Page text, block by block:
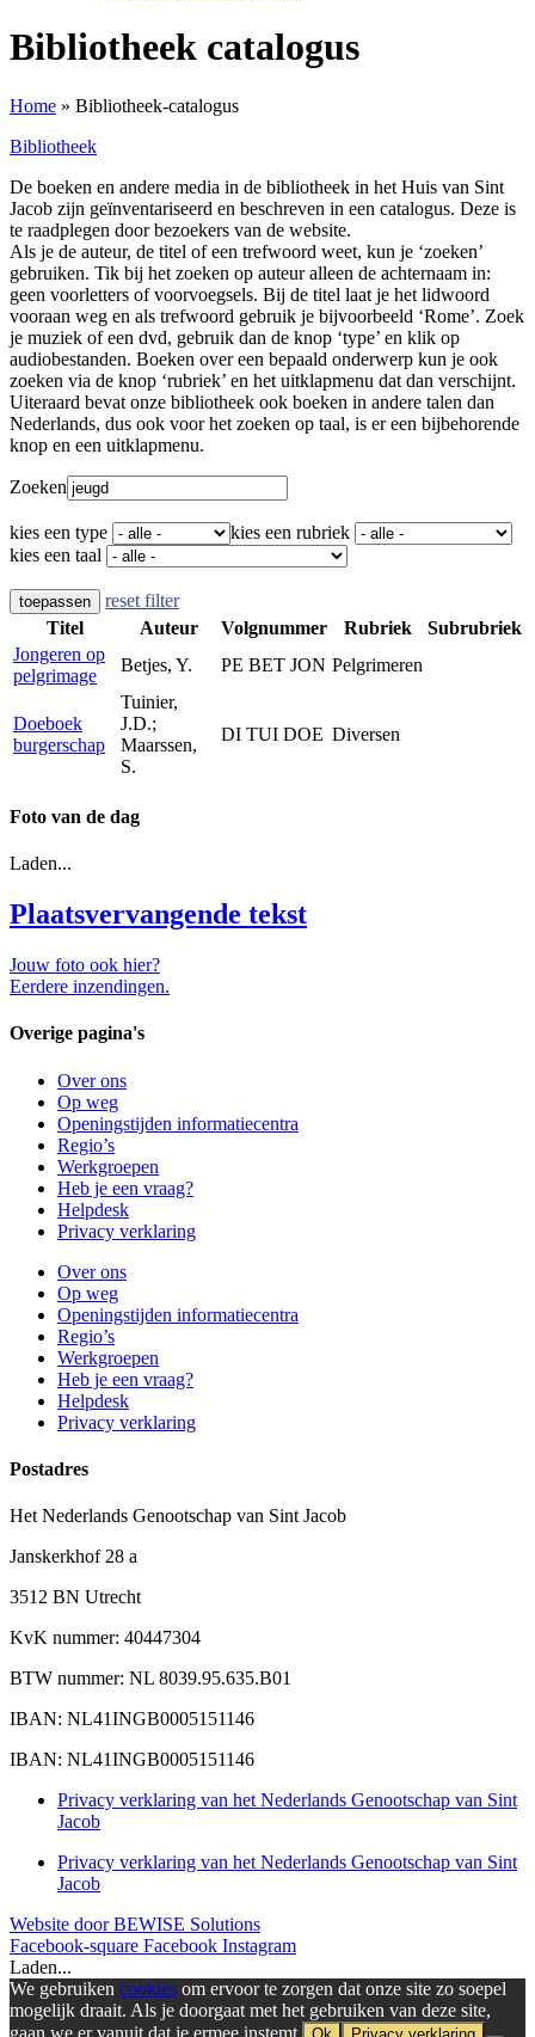
Bibliotheek catalogus
Home » Bibliotheek-catalogus
Bibliotheek
De boeken en andere media in de bibliotheek in het Huis van Sint
Jacob zijn geïnventariseerd en beschreven in een catalogus. Deze is
te raadplegen door bezoekers van de website.
Als je de auteur, de titel of een trefwoord weet, kun je ‘zoeken’
gebruiken. Tik bij het zoeken op auteur alleen de achternaam in:
geen voorletters of voorvoegsels. Bij de titel laat je het lidwoord
vooraan weg en als trefwoord gebruik je bijvoorbeeld ‘Rome’. Zoek
je muziek of een dvd, gebruik dan de knop ‘type’ en klik op
audiobestanden. Boeken over een bepaald onderwerp kun je ook
zoeken via de knop ‘rubriek’ en het uitklapmenu dat dan verschijnt.
Uiteraard bevat onze bibliotheek ook boeken in andere talen dan
Nederlands, dus ook voor het zoeken op taal, is er een bijbehorende
knop en een uitklapmenu.
Zoeken
kies een type
kies een rubriek
kies een taal
toepassen
reset filter
Titel
Auteur Volgnummer Rubriek
Subrubriek
Jongeren op
pelgrimage
Betjes, Y. PE BET JON Pelgrimeren
Doeboek
burgerschap
Tuinier,
J.D.;
Maarssen,
S.
DI TUI DOE Diversen
Foto van de dag
Laden...
Plaatsvervangende tekst
Jouw foto ook hier?
Eerdere inzendingen.
Overige pagina's
Over ons
Op weg
Openingstijden informatiecentra
Regio’s
Werkgroepen
Heb je een vraag?
Helpdesk
Privacy verklaring
Over ons
Op weg
Openingstijden informatiecentra
Regio’s
Werkgroepen
Heb je een vraag?
Helpdesk
Privacy verklaring
Postadres
Het Nederlands Genootschap van Sint Jacob
Janskerkhof 28 a
3512 BN Utrecht
KvK nummer: 40447304
BTW nummer: NL 8039.95.635.B01
IBAN: NL41INGB0005151146
IBAN: NL41INGB0005151146
Privacy verklaring van het Nederlands Genootschap van Sint
Jacob
Privacy verklaring van het Nederlands Genootschap van Sint
Jacob
Website door BEWISE Solutions
Facebook-square Facebook Instagram
Laden...
We gebruiken cookies om ervoor te zorgen dat onze site zo soepel
mogelijk draait. Als je doorgaat met het gebruiken van deze site,